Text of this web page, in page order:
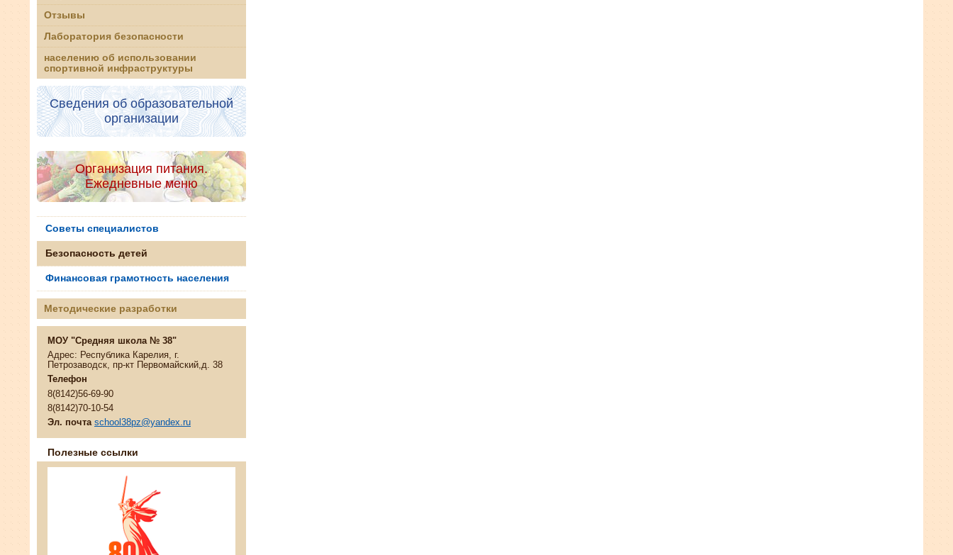
Отзывы
Лаборатория безопасности
населению об использовании
спортивной инфраструктуры
Сведения об образовательной
организации
Организация питания.
Ежедневные меню
Советы специалистов
Безопасность детей
Финансовая грамотность населения
Методические разработки
МОУ "Средняя школа № 38"
Адрес: Республика Карелия, г.
Петрозаводск, пр-кт Первомайский,д. 38
Телефон
8(8142)56-69-90
8(8142)70-10-54
Эл. почта school38pz@yandex.ru
Полезные ссылки